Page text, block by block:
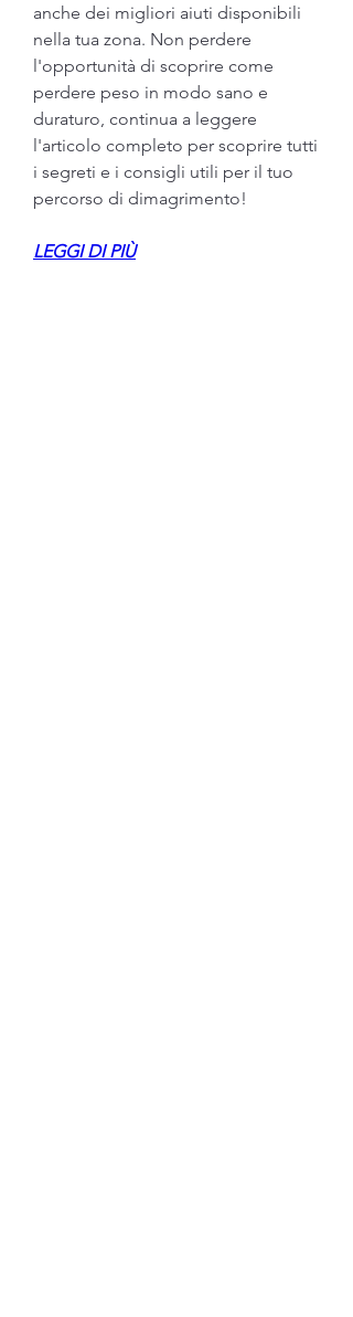
anche dei migliori aiuti disponibili
nella tua zona. Non perdere
l'opportunità di scoprire come
perdere peso in modo sano e
duraturo, continua a leggere
l'articolo completo per scoprire tutti
i segreti e i consigli utili per il tuo
percorso di dimagrimento!
LEGGI DI PIÙ